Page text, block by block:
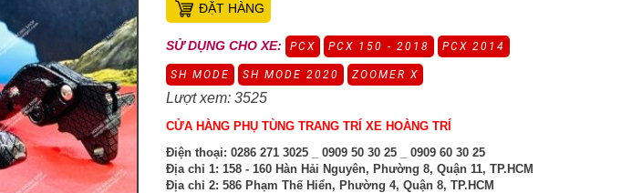
ĐẶT HÀNG
SỬ DỤNG CHO XE: PCX PCX 150 - 2018 PCX 2014
SH MODE SH MODE 2020 ZOOMER X
Lượt xem: 3525
CỬA HÀNG PHỤ TÙNG TRANG TRÍ XE HOÀNG TRÍ
Điện thoại: 0286 271 3025 _ 0909 50 30 25 _ 0909 60 30 25
Địa chỉ 1: 158 - 160 Hàn Hải Nguyên, Phường 8, Quận 11, TP.HCM
Địa chỉ 2: 586 Phạm Thế Hiển, Phường 4, Quận 8, TP.HCM